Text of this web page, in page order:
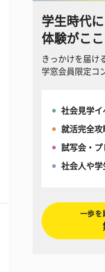
学生時代
体験がここ
きっかけを届け
学窓会員限定コ
社会見学イ
就活完全攻
試写会・プ
社会人や学
一歩を